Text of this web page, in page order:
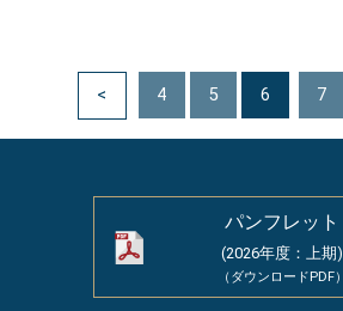
< 4 5 6 7
パンフレット
(2026年度：上期)
（ダウンロードPDF）